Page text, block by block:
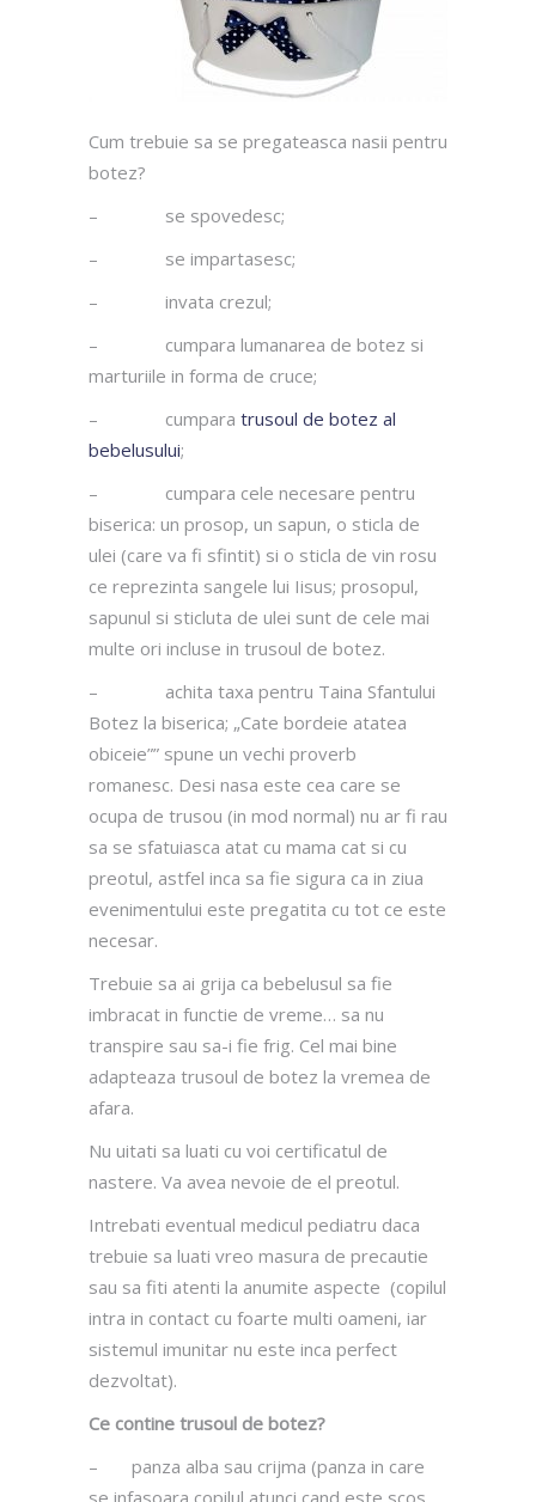
Cum trebuie sa se pregateasca nasii pentru
botez?
– se spovedesc;
– se impartasesc;
– invata crezul;
– cumpara lumanarea de botez si
marturiile in forma de cruce;
– cumpara trusoul de botez al
bebelusului;
– cumpara cele necesare pentru
biserica: un prosop, un sapun, o sticla de
ulei (care va fi sfintit) si o sticla de vin rosu
ce reprezinta sangele lui Iisus; prosopul,
sapunul si sticluta de ulei sunt de cele mai
multe ori incluse in trusoul de botez.
– achita taxa pentru Taina Sfantului
Botez la biserica; „Cate bordeie atatea
obiceie”” spune un vechi proverb
romanesc. Desi nasa este cea care se
ocupa de trusou (in mod normal) nu ar fi rau
sa se sfatuiasca atat cu mama cat si cu
preotul, astfel inca sa fie sigura ca in ziua
evenimentului este pregatita cu tot ce este
necesar.
Trebuie sa ai grija ca bebelusul sa fie
imbracat in functie de vreme… sa nu
transpire sau sa-i fie frig. Cel mai bine
adapteaza trusoul de botez la vremea de
afara.
Nu uitati sa luati cu voi certificatul de
nastere. Va avea nevoie de el preotul.
Intrebati eventual medicul pediatru daca
trebuie sa luati vreo masura de precautie
sau sa fiti atenti la anumite aspecte (copilul
intra in contact cu foarte multi oameni, iar
sistemul imunitar nu este inca perfect
dezvoltat).
Ce contine trusoul de botez?
– panza alba sau crijma (panza in care
se infasoara copilul atunci cand este scos